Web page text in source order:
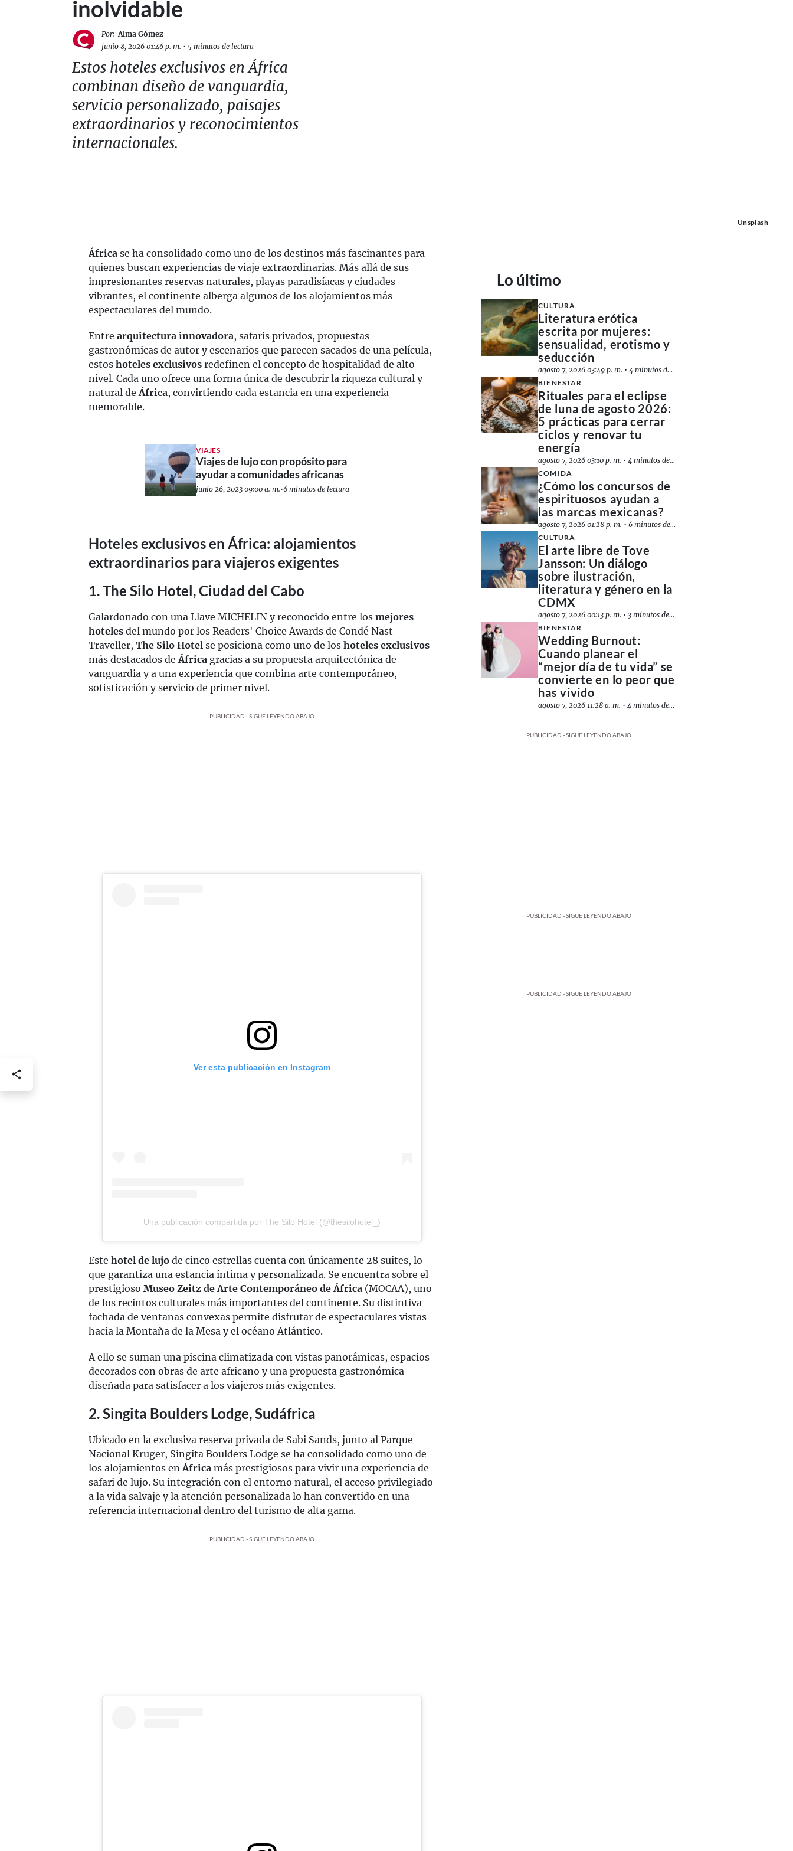
inolvidable
Por: Alma Gómez
junio 8, 2026 01:46 p. m. • 5 minutos de lectura
Estos hoteles exclusivos en África
combinan diseño de vanguardia,
servicio personalizado, paisajes
extraordinarios y reconocimientos
internacionales.
Unsplash
África se ha consolidado como uno de los destinos más fascinantes para
quienes buscan experiencias de viaje extraordinarias. Más allá de sus
impresionantes reservas naturales, playas paradisíacas y ciudades
vibrantes, el continente alberga algunos de los alojamientos más
espectaculares del mundo.
Entre arquitectura innovadora, safaris privados, propuestas
gastronómicas de autor y escenarios que parecen sacados de una película,
estos hoteles exclusivos redefinen el concepto de hospitalidad de alto
nivel. Cada uno ofrece una forma única de descubrir la riqueza cultural y
natural deÁfrica, convirtiendo cada estancia en una experiencia
memorable.
VIAJES
Viajes de lujo con propósito para
ayudar a comunidades africanas
junio 26, 2023 09:00 a. m.•6 minutos de lectura
Hoteles exclusivos en África: alojamientos
extraordinarios para viajeros exigentes
1. The Silo Hotel, Ciudad del Cabo
Galardonado con una Llave MICHELIN y reconocido entre los mejores
hoteles del mundo por los Readers' Choice Awards de Condé Nast
Traveller, The Silo Hotel se posiciona como uno de los hoteles exclusivos
más destacados deÁfrica gracias a su propuesta arquitectónica de
vanguardia y a una experiencia que combina arte contemporáneo,
sofisticación y servicio de primer nivel.
PUBLICIDAD - SIGUE LEYENDO ABAJO
Ver esta publicación en Instagram
Una publicación compartida por The Silo Hotel (@thesilohotel_)
Este hotel de lujo de cinco estrellas cuenta con únicamente 28 suites, lo
que garantiza una estancia íntima y personalizada. Se encuentra sobre el
prestigioso Museo Zeitz de Arte Contemporáneo de África (MOCAA), uno
de los recintos culturales más importantes del continente. Su distintiva
fachada de ventanas convexas permite disfrutar de espectaculares vistas
hacia la Montaña de la Mesa y el océano Atlántico.
A ello se suman una piscina climatizada con vistas panorámicas, espacios
decorados con obras de arte africano y una propuesta gastronómica
diseñada para satisfacer a los viajeros más exigentes.
2. Singita Boulders Lodge, Sudáfrica
Ubicado en la exclusiva reserva privada de Sabi Sands, junto al Parque
Nacional Kruger, Singita Boulders Lodge se ha consolidado como uno de
los alojamientos en África más prestigiosos para vivir una experiencia de
safari de lujo. Su integración con el entorno natural, el acceso privilegiado
a la vida salvaje y la atención personalizada lo han convertido en una
referencia internacional dentro del turismo de alta gama.
PUBLICIDAD - SIGUE LEYENDO ABAJO
Lo último
CULTURA
Literatura erótica
escrita por mujeres:
sensualidad, erotismo y
seducción
agosto 7, 2026 03:49 p. m. •4 minutos de lectura
BIENESTAR
Rituales para el eclipse
de luna de agosto 2026:
5 prácticas para cerrar
ciclos y renovar tu
energía
agosto 7, 2026 03:10 p. m. •4 minutos de lectura
COMIDA
¿Cómo los concursos de
espirituosos ayudan a
las marcas mexicanas?
agosto 7, 2026 01:28 p. m. •6 minutos de lectura
CULTURA
El arte libre de Tove
Jansson: Un diálogo
sobre ilustración,
literatura y género en la
CDMX
agosto 7, 2026 00:13 p. m. • 3 minutos de lectura
BIENESTAR
Wedding Burnout:
Cuando planear el
“mejor día de tu vida” se
convierte en lo peor que
has vivido
agosto 7, 2026 11:28 a. m. •4 minutos de lectura
PUBLICIDAD - SIGUE LEYENDO ABAJO
PUBLICIDAD - SIGUE LEYENDO ABAJO
PUBLICIDAD - SIGUE LEYENDO ABAJO